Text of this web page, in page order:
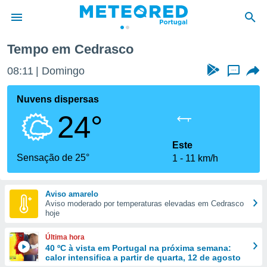
da
foi
fornecidas
a este
das
e
forma
digital
Tempo em Cedrasco
08:11 Domingo ...
Nuvens dispersas
24°
Sensação de 25°
Este
1
11 km/h
Aviso amarelo
Aviso moderado por temperaturas elevadas em Cedrasco
hoje
Última hora
40 ºC à vista em Portugal na próxima semana:
calor intensifica a partir de quarta, 12 de agosto